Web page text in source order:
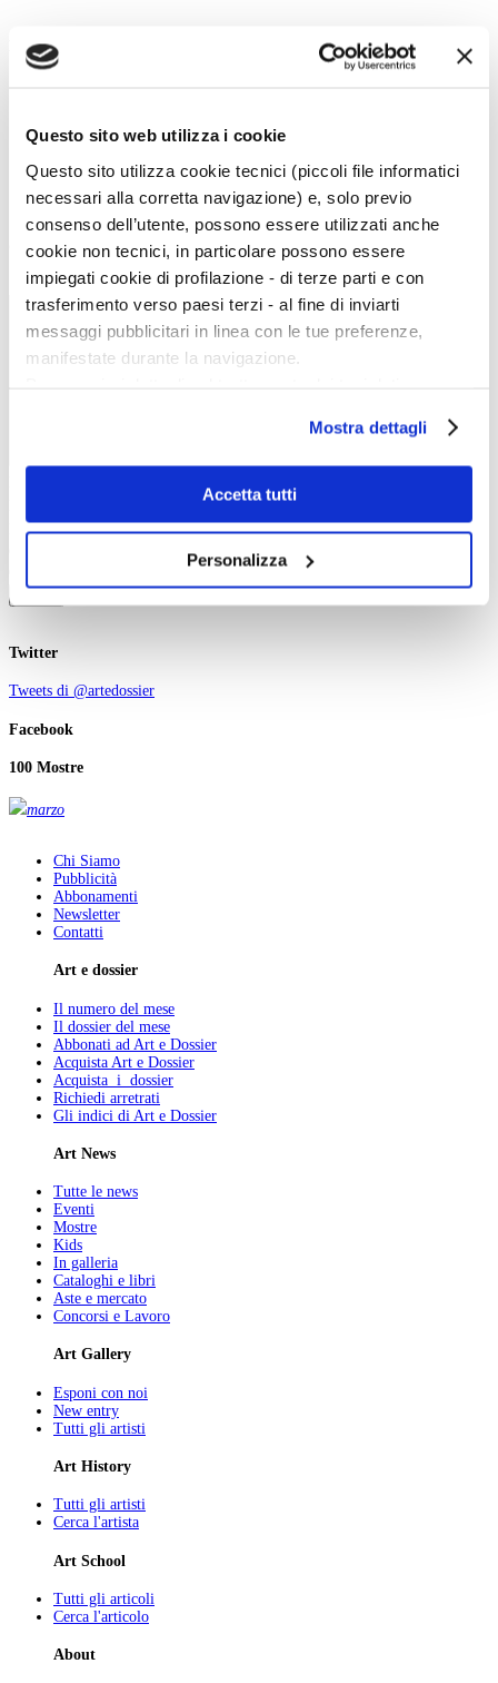
Questo sito web utilizza i cookie
Questo sito utilizza cookie tecnici (piccoli file informatici
necessari alla corretta navigazione) e, solo previo
consenso dell’utente, possono essere utilizzati anche
cookie non tecnici, in particolare possono essere
impiegati cookie di profilazione - di terze parti e con
trasferimento verso paesi terzi - al fine di inviarti
messaggi pubblicitari in linea con le tue preferenze,
manifestate durante la navigazione.
scelte privacy sui cookie, ti invitiamo a prendere visione
dell’informativa cookie.
Chiudendo il banner tramite la “X” prosegui la
navigazione senza alcuna profilazione e con installazione
il tuo consenso alla profilazione che potrai revocare in
Mostra dettagli
Accetta tutti
Personalizza
Magazine menu
Kids
Cataloghi e libri
Aste e mercato
Concorsi e Lavoro
Calendario
Scegli la data e imposta i filtri per ottimizzare la tua ricerca
Keywords:
Twitter
Tweets di @artedossier
Facebook
100 Mostre
marzo
Chi Siamo
Pubblicità
Abbonamenti
Newsletter
Contatti
Art e dossier
Il numero del mese
Il dossier del mese
Abbonati ad Art e Dossier
Acquista Art e Dossier
Acquista i dossier
Richiedi arretrati
Gli indici di Art e Dossier
Art News
Tutte le news
Eventi
Mostre
Kids
In galleria
Cataloghi e libri
Aste e mercato
Concorsi e Lavoro
Art Gallery
Esponi con noi
New entry
Tutti gli artisti
Art History
Tutti gli artisti
Cerca l'artista
Art School
Tutti gli articoli
Cerca l'articolo
About